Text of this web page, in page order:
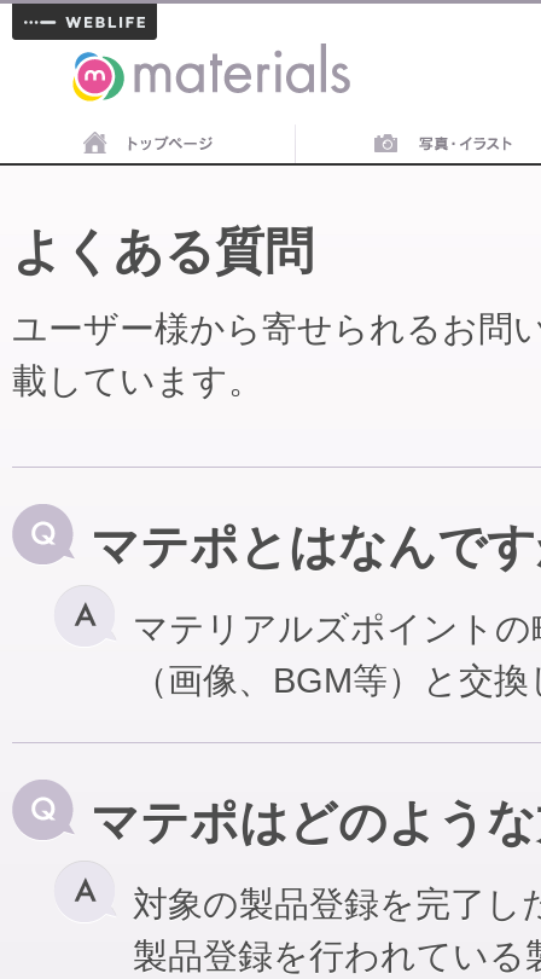
materials
よくある質問
ユーザー様から寄せられるお問
載しています。
マテポとはなんで
マテリアルズポイント
（画像、BGM等）と交
マテポはどのよう
対象の製品登録を完了
製品登録を行われてい